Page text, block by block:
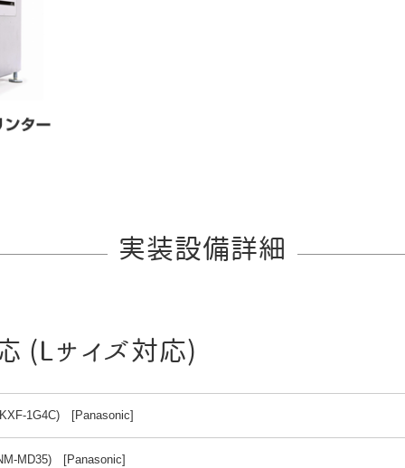
実装設備詳細
(Lサイズ対応)
1G4C) [Panasonic]
MD35) [Panasonic]